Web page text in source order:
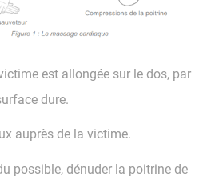
est allongée sur le dos, par
dure.
auprès de la victime.
possible, dénuder la poitrine de